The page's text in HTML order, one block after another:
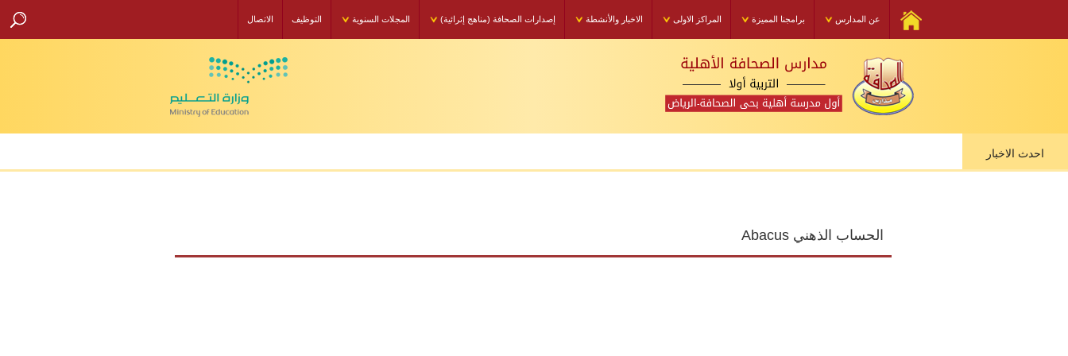
عن المدارس برامجنا المميزة المراكز الاولى الاخبار والأنشطة إصدارات الصحافة (مناهج إثرائية) المجلات السنوية التوظيف الاتصال
احدث الاخبار
الحساب الذهني Abacus